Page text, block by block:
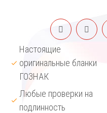
Настоящие
оригинальные бланки
ГОЗНАК
Любые проверки на
подлинность